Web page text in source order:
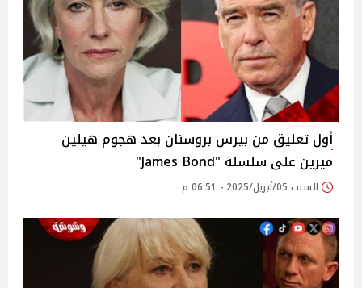
أول تعليق من بيرس بروسنان بعد هجوم هيلين
ميرين على سلسلة "James Bond"
السبت 05/أبريل/2025 - 06:51 م